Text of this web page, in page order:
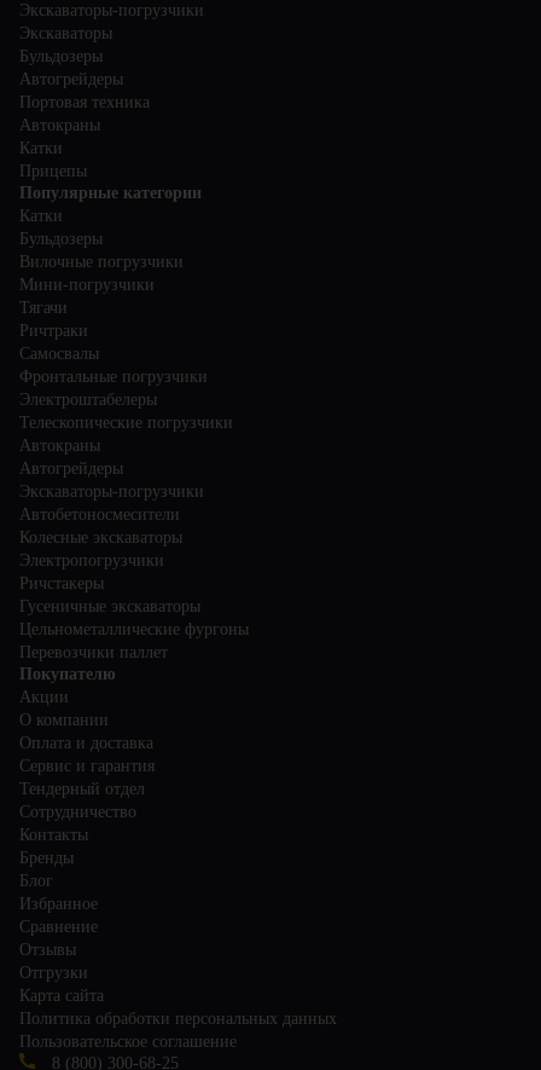
Экскаваторы-погрузчики
Экскаваторы
Бульдозеры
Автогрейдеры
Портовая техника
Автокраны
Катки
Прицепы
Популярные категории
Катки
Бульдозеры
Вилочные погрузчики
Мини-погрузчики
Тягачи
Ричтраки
Самосвалы
Фронтальные погрузчики
Электроштабелеры
Телескопические погрузчики
Автокраны
Автогрейдеры
Экскаваторы-погрузчики
Автобетоносмесители
Колесные экскаваторы
Электропогрузчики
Ричстакеры
Гусеничные экскаваторы
Цельнометаллические фургоны
Перевозчики паллет
Покупателю
Акции
О компании
Оплата и доставка
Сервис и гарантия
Тендерный отдел
Сотрудничество
Контакты
Бренды
Блог
Избранное
Сравнение
Отзывы
Отгрузки
Карта сайта
Политика обработки персональных данных
Пользовательское соглашение
8 (800) 300-68-25